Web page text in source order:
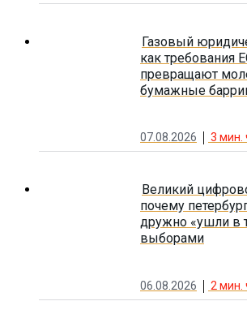
Газовый
как требования
превращают
бумажные
07.08.2026 3 мин.
Великий
почему
дружно «ушли в
выборами
06.08.2026 2 мин.